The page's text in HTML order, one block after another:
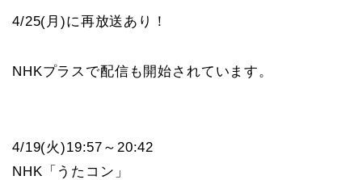
4/25(月)に再放送あり！
NHKプラスで配信も開始されています。
4/19(火)19:57～20:42
NHK「うたコン」